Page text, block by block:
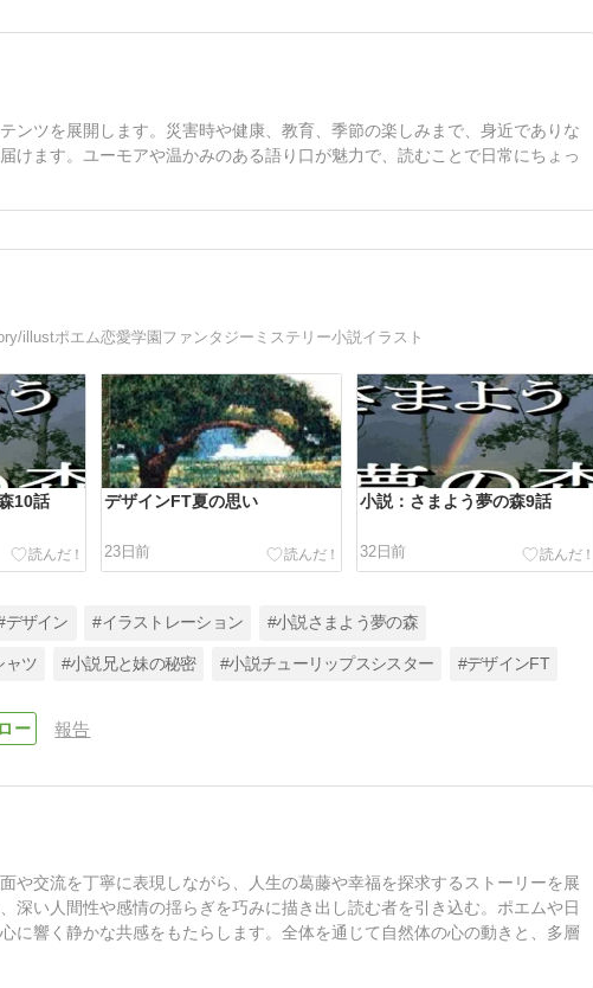
ンツを展開します。災害時や健康、教育、季節の楽しみまで、身近でありな
けます。ユーモアや温かみのある語り口が魅力で、読むことで日常にちょっ
illustポエム恋愛学園ファンタジーミステリー小説イラスト
10話 デザインFT夏の思い
23日前
小説：さまよう夢の森9話
32日前
デザイン #イラストレーション #小説さまよう夢の森
ャツ #小説兄と妹の秘密 #小説チューリップスシスター #デザインFT
報告
や交流を丁寧に表現しながら、人生の葛藤や幸福を探求するストーリーを展
深い人間性や感情の揺らぎを巧みに描き出し読む者を引き込む。ポエムや日
に響く静かな共感をもたらします。全体を通じて自然体の心の動きと、多層